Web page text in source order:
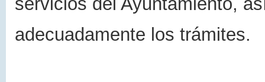
adecuadamente los trámites.